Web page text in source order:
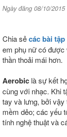
Ngày đăng 08/10/2015
Chia sẻcác bài
em phụ nữ có được
thần thoải mái hơn.
Aerobic là sự kết
cùng với nhạc. Khi
tay và lưng, bởi
mềm dẻo; các yếu
tính nghệ thuật và